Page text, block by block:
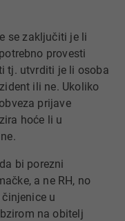
se zaključiti je li
provesti
tj. utvrditi je li osoba
ili ne. Ukoliko
prijave
hoće li u
bi porezni
a ne RH, no
u
na obitelj